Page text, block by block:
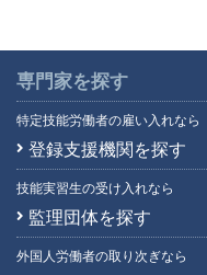
専門家を探す
特定技能労働者の雇い入れなら
登録支援機関を探す
技能実習生の受け入れなら
監理団体を探す
外国人労働者の取り次ぎなら